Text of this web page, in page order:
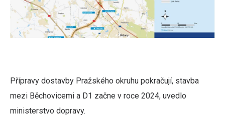
Přípravy dostavby Pražského okruhu pokračují, stavba
mezi Běchovicemi a D1 začne v roce 2024, uvedlo
ministerstvo dopravy.